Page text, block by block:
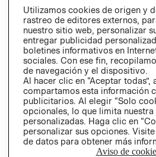
Ecuador ($)
CAMBIAR REGIÓN
Utilizamos cookies de origen y
rastreo de editores externos,
nuestro sitio web, personalizar
entregar publicidad
boletines informativos en
sociales. Con ese fin,
de navegación y el dispositivo.
Al hacer clic en “Aceptar
compartamos esta información
publicitarios. Al elegir “Solo
opcionales, lo que limita
personalizadas. Haga clic en
personalizar sus opciones.
de datos para obtener más
Aviso de